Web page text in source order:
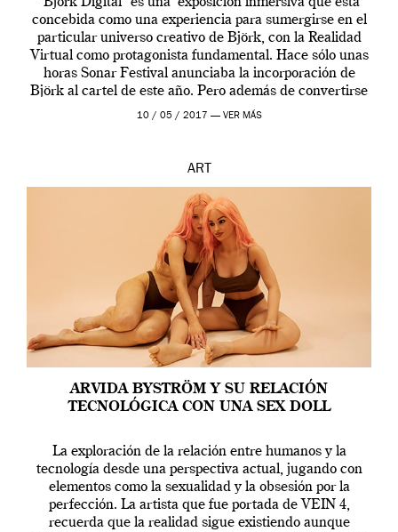
concebida como una experiencia para sumergirse en el
particular universo creativo de Björk, con la Realidad
Virtual como protagonista fundamental. Hace sólo unas
horas Sonar Festival anunciaba la incorporación de
Björk al cartel de este año. Pero además de convertirse
en una de las actuaciones más relevantes […]
10 / 05 / 2017 — VER MÁS
ART
ARVIDA BYSTRÖM Y SU RELACIÓN
TECNOLÓGICA CON UNA SEX DOLL
La exploración de la relación entre humanos y la
tecnología desde una perspectiva actual, jugando con
elementos como la sexualidad y la obsesión por la
perfección. La artista que fue portada de VEIN 4,
recuerda que la realidad sigue existiendo aunque